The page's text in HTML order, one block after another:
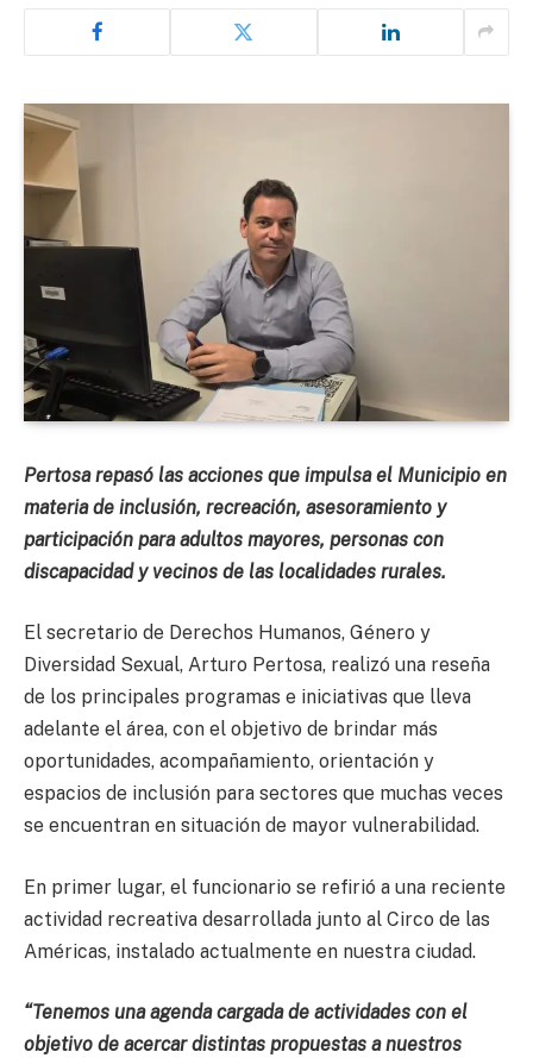
Pertosa repasó las acciones que impulsa el Municipio en
materia de inclusión, recreación, asesoramiento y
participación para adultos mayores, personas con
discapacidad y vecinos de las localidades rurales.
El secretario de Derechos Humanos, Género y
Diversidad Sexual, Arturo Pertosa, realizó una reseña
de los principales programas e iniciativas que lleva
adelante el área, con el objetivo de brindar más
oportunidades, acompañamiento, orientación y
espacios de inclusión para sectores que muchas veces
se encuentran en situación de mayor vulnerabilidad.
En primer lugar, el funcionario se refirió a una reciente
actividad recreativa desarrollada junto al Circo de las
Américas, instalado actualmente en nuestra ciudad.
“Tenemos una agenda cargada de actividades con el
objetivo de acercar distintas propuestas a nuestros